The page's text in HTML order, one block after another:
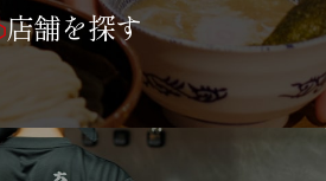
店舗を探す